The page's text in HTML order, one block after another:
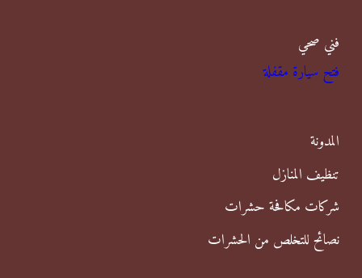
ح
ث
ن
فني صحي
فتح سيارة مقفلة
المدونة
تنظيف المنازل
شركات مكافحة حشرات
نصائح للتخلص من الحشرات